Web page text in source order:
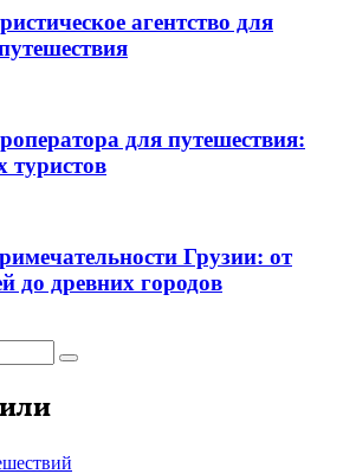
агентство для
для путешествия:
туристов
Грузии: от
до древних городов